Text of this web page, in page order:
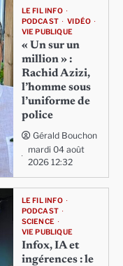
LE FIL INFO
PODCAST
VIDÉO
VIE PUBLIQUE
« Un sur un
million » :
Rachid Azizi,
l’homme sous
l’uniforme de
police
Gérald Bouchon
mardi 04 août
2026 12:32
LE FIL INFO
PODCAST
SCIENCE
VIE PUBLIQUE
Infox, IA et
ingérences : le